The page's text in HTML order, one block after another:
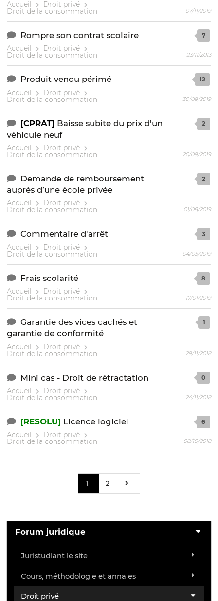
Accueil Droit privé
Droit de la consommation 07/11/2019
Rompre son contrat scolaire
Accueil Droit privé
Droit de la consommation
7
23/11/2013
Produit vendu périmé
Accueil Droit privé
Droit de la consommation
12
30/09/2019
[CPRAT] Baisse subite du prix d'un
véhicule neuf
Accueil Droit privé
Droit de la consommation
2
20/09/2019
Demande de remboursement
auprès d’une école privée
Accueil Droit privé
Droit de la consommation
2
01/08/2019
Commentaire d'arrêt
Accueil Droit privé
Droit de la consommation
3
04/05/2019
Frais scolarité
Accueil Droit privé
Droit de la consommation
8
17/01/2019
Garantie des vices cachés et
garantie de conformité
Accueil Droit privé
Droit de la consommation
1
29/11/2018
Mini cas - Droit de rétractation
Accueil Droit privé
Droit de la consommation
0
24/11/2018
[RESOLU] Licence logiciel
Accueil Droit privé
Droit de la consommation
6
08/10/2018
1 2
Forum juridique
Juristudiant le site
Cours, méthodologie et annales
Droit privé